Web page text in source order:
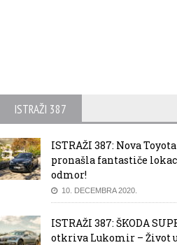
ISTRAŽI 387
ISTRAŽI 387: Nova
pronašla fantastiče
odmor!
10. DECEMBRA 2020.
ISTRAŽI 387: ŠKODA
otkriva Lukomir – Život